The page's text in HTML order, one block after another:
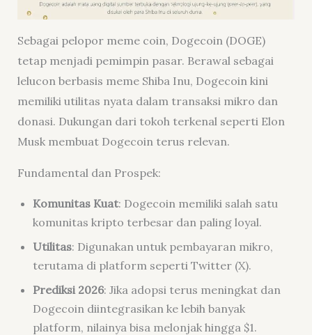
Sebagai pelopor meme coin, Dogecoin (DOGE)
tetap menjadi pemimpin pasar. Berawal sebagai
lelucon berbasis meme Shiba Inu, Dogecoin kini
memiliki utilitas nyata dalam transaksi mikro dan
donasi. Dukungan dari tokoh terkenal seperti Elon
Musk membuat Dogecoin terus relevan.
Fundamental dan Prospek:
Komunitas Kuat: Dogecoin memiliki salah satu
komunitas kripto terbesar dan paling loyal.
Utilitas: Digunakan untuk pembayaran mikro,
terutama di platform seperti Twitter (X).
Prediksi 2026: Jika adopsi terus meningkat dan
Dogecoin diintegrasikan ke lebih banyak
platform, nilainya bisa melonjak hingga $1.